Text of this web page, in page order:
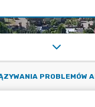
PROBLEMÓW